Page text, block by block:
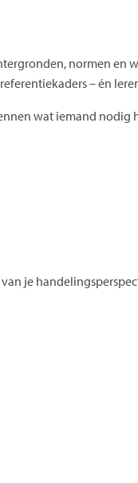
normen
– én
wat iemand
je